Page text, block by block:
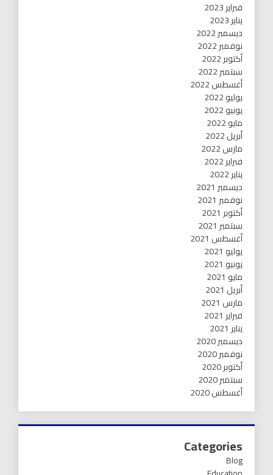
فبراير 2023
يناير 2023
ديسمبر 2022
نوفمبر 2022
أكتوبر 2022
سبتمبر 2022
أغسطس 2022
يوليو 2022
يونيو 2022
مايو 2022
أبريل 2022
مارس 2022
فبراير 2022
يناير 2022
ديسمبر 2021
نوفمبر 2021
أكتوبر 2021
سبتمبر 2021
أغسطس 2021
يوليو 2021
يونيو 2021
مايو 2021
أبريل 2021
مارس 2021
فبراير 2021
يناير 2021
ديسمبر 2020
نوفمبر 2020
أكتوبر 2020
سبتمبر 2020
أغسطس 2020
Categories
Blog